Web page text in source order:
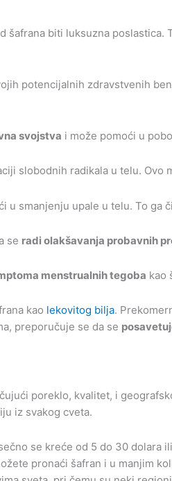
šafrana biti luksuzna
potencijalnih zdravstvenih
svojstva i može pomoći u
slobodnih radikala u telu.
u smanjenju upale u telu. To
se radi olakšavanja probavnih
menstrualnih tegoba kao
kao lekovitog bilja.
preporučuje se da se
poreklo, kvalitet, i
iz svakog cveta.
se kreće od 5 do 30 dolara
pronaći šafran i u manjim